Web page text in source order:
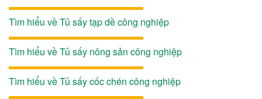
Tìm hiểu về Tủ sấy tạp dề công nghiệp
Tìm hiểu về Tủ sấy nông sản công nghiệp
Tìm hiểu về Tủ sấy cốc chén công nghiệp